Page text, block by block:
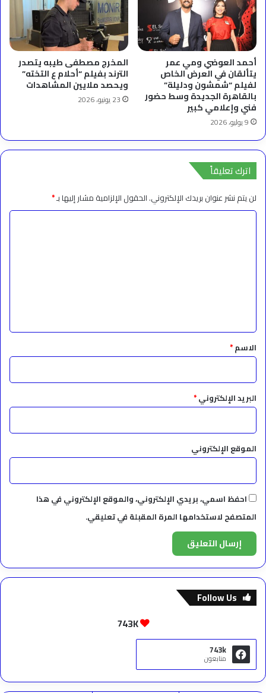
أحمد العوضي ومي عمر
يتألقان في العرض الخاص
لفيلم “شمشون ودليلة”
بالقاهرة الجديدة وسط حضور
فني وإعلامي كبير
9 يوليو، 2026
المخرج مصطفى طيبه يتصدر
الترند بفيلم “أحلام ع التخته”
ويحصد ملايين المشاهدات
23 يونيو، 2026
اترك تعليقاً
لن يتم نشر عنوان بريدك الإلكتروني.الحقول الإلزامية مشار إليها بـ*
*الاسم*
البريد الإلكتروني*
الموقع الإلكتروني
احفظ اسمي، بريدي الإلكتروني، والموقع الإلكتروني في هذا
المتصفح لاستخدامها المرة المقبلة في تعليقي.
Follow Us
743K
743k
متابعون